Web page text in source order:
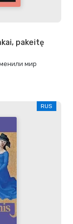
pakeitę
мир
RUS